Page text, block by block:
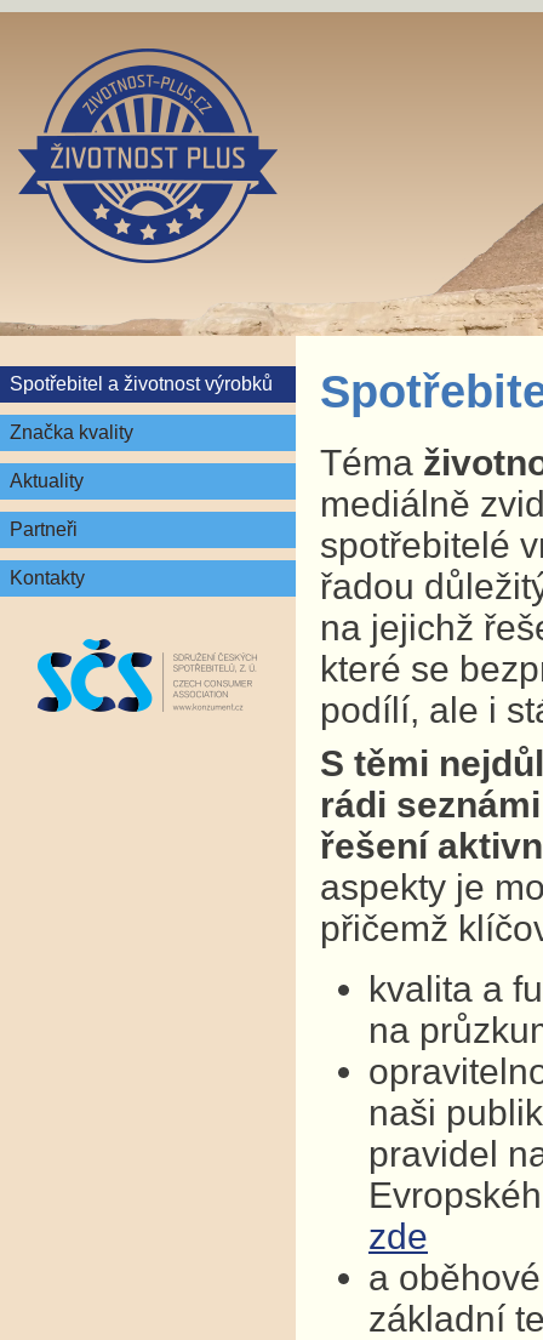
Spotřebitel a životnost výrobků
Značka kvality
Aktuality
Partneři
Kontakty
Téma
mediálně
spotřebitelé
řadou
na jejichž
které se
podílí, ale i
S těmi
rádi
řešení
aspekty je
přičemž
kvalita a
na
naši
pravidel
zde
a
základní